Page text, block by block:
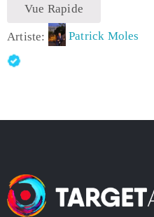
Vue Rapide
Artiste: Patrick Moles